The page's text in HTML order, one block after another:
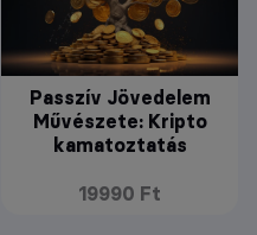
Passzív Jövedelem
Művészete: Kripto
kamatoztatás
19990 Ft